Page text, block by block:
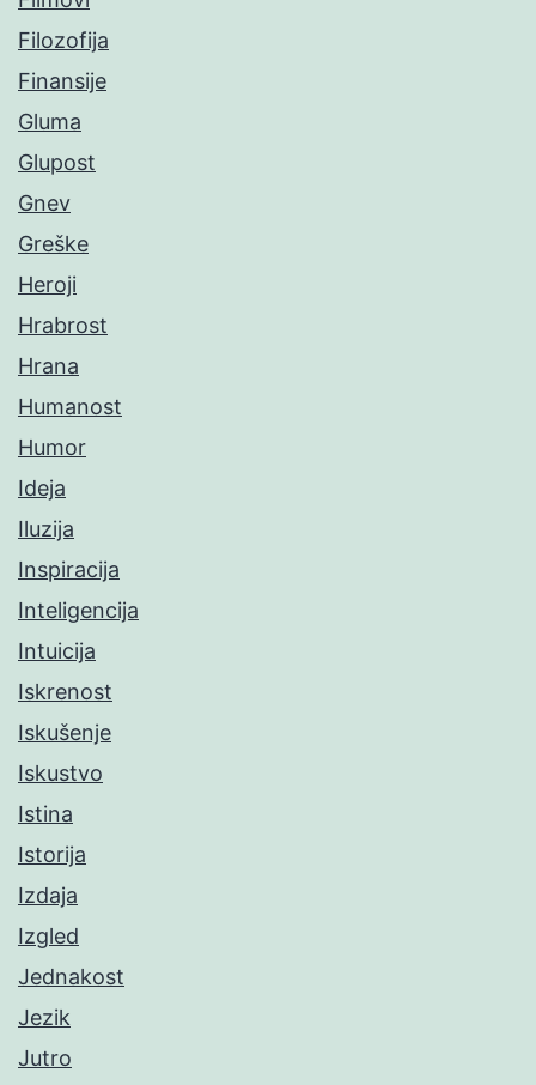
Filozofija
Finansije
Gluma
Glupost
Gnev
Greške
Heroji
Hrabrost
Hrana
Humanost
Humor
Ideja
Iluzija
Inspiracija
Inteligencija
Intuicija
Iskrenost
Iskušenje
Iskustvo
Istina
Istorija
Izdaja
Izgled
Jednakost
Jezik
Jutro